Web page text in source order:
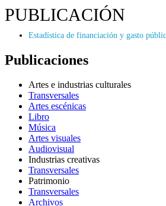
PUBLICACIÓN
Estadística de financiación y gasto
Publicaciones
Artes e industrias culturales
Transversales
Artes escénicas
Libro
Música
Artes visuales
Audiovisual
Industrias creativas
Transversales
Patrimonio
Transversales
Archivos